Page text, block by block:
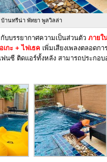
บ้านทรีน่า พัทยา พูลวิลล่า
บรรยากาศความเป็นส่วนตัว ภายใ
เกะ + ไฟเธค เพิ่มเสียงเพลงตลอดก
ฟนซี ติดแอร์ทั้งหลัง สามารถประกอ